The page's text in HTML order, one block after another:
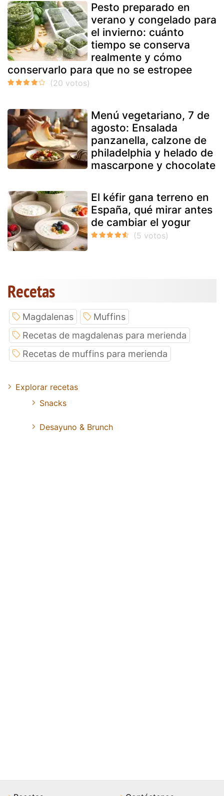
Pesto preparado en
verano y congelado para
el invierno: cuánto
tiempo se conserva
realmente y cómo
conservarlo para que no se estropee
Menú vegetariano, 7 de
agosto: Ensalada
panzanella, calzone de
philadelphia y helado de
mascarpone y chocolate
El kéfir gana terreno en
España, qué mirar antes
de cambiar el yogur
Recetas
Magdalenas
Muffins
Recetas de magdalenas para merienda
Recetas de muffins para merienda
Explorar recetas
Snacks
Desayuno & Brunch